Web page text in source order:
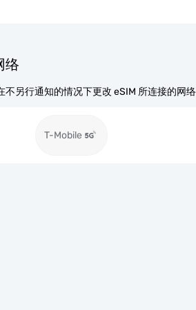
络
不另行通知的情况下更改 eSIM 所连接的网
T-Mobile